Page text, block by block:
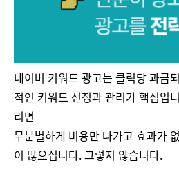
네이버 키워드 광고는 클릭당 과금
적인 키워드 선정과 관리가 핵심입
리면
무분별하게 비용만 나가고 효과가
이 많으십니다. 그렇지 않습니다.